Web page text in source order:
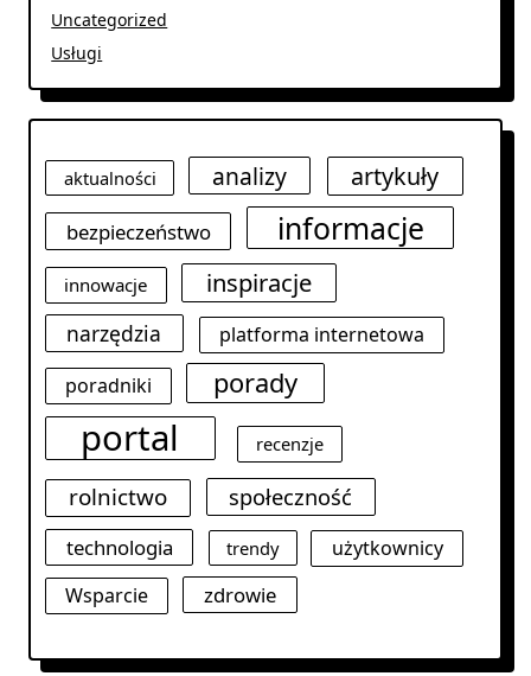
Uncategorized
Usługi
aktualności analizy artykuły
bezpieczeństwo informacje
innowacje inspiracje
narzędzia
platforma internetowa
poradniki
porady
portal recenzje
rolnictwo społeczność
technologia trendy
użytkownicy
Wsparcie
zdrowie